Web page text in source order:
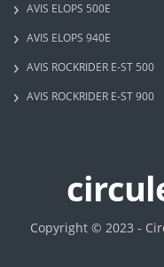
AVIS ELOPS 500E
AVIS ELOPS 940E
AVIS ROCKRIDER E-ST 500
AVIS ROCKRIDER E-ST 900
Copyright © 2023 -